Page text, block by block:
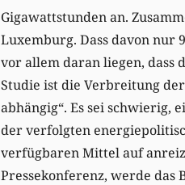
Gigawattstunden an.
Luxemburg. Dass davon nur
vor allem daran liegen, dass
Studie ist die Verbreitung
abhängig“. Es sei schwierig,
der verfolgten
verfügbaren Mittel auf
Pressekonferenz, werde